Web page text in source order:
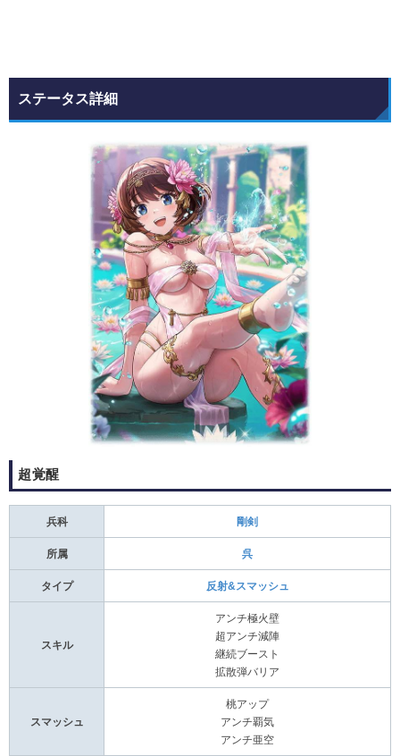
ステータス詳細
超覚醒
兵科 剛剣
所属 呉
タイプ 反射&スマッシュ
スキル
アンチ極火壁
超アンチ減陣
継続ブースト
拡散弾バリア
スマッシュ
桃アップ
アンチ覇気
アンチ亜空